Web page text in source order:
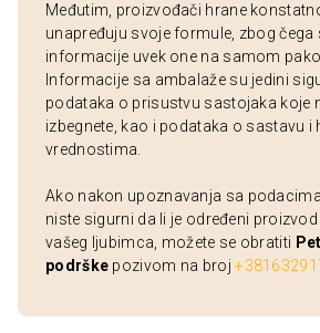
Međutim, proizvođači hrane
unapređuju svoje formule, zbog čega
informacije uvek one na samom
Informacije sa ambalaže su jedini
podataka o prisustvu sastojaka koje
izbegnete, kao i podataka o sastavu i
vrednostima.
Ako nakon upoznavanja sa
niste sigurni da li je određeni
vašeg ljubimca, možete se obratiti
podrške pozivom na broj